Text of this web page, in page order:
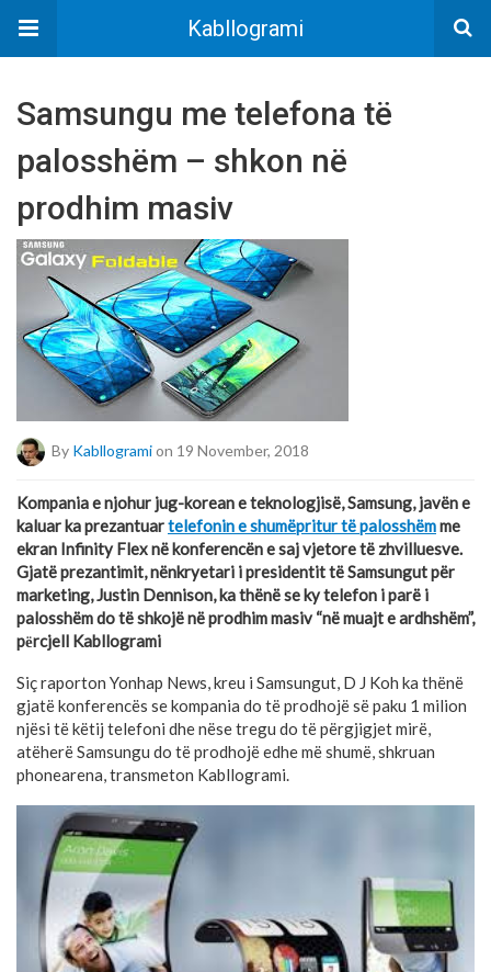
Kabllogrami
Samsungu me telefona të
palosshëm – shkon nё
prodhim masiv
By Kabllogramion 19 November, 2018
Kompania e njohur jug-korean e teknologjisë, Samsung, javën e
kaluar ka prezantuartelefonin e shumëpritur të palosshëmme
ekran Infinity Flex në konferencën e saj vjetore të zhvilluesve.
Gjatë prezantimit, nënkryetari i presidentit të Samsungut për
marketing, Justin Dennison, ka thënë se ky telefon i parë i
palosshëm do të shkojë në prodhim masiv “në muajt e ardhshëm”,
pёrcjell Kabllogrami
Siç raporton Yonhap News, kreu i Samsungut, D J Koh ka thënë
gjatë konferencës se kompania do të prodhojë së paku 1 milion
njësi të këtij telefoni dhe nëse tregu do të përgjigjet mirë,
atëherë Samsungu do të prodhojë edhe më shumë, shkruan
phonearena, transmeton Kabllogrami.